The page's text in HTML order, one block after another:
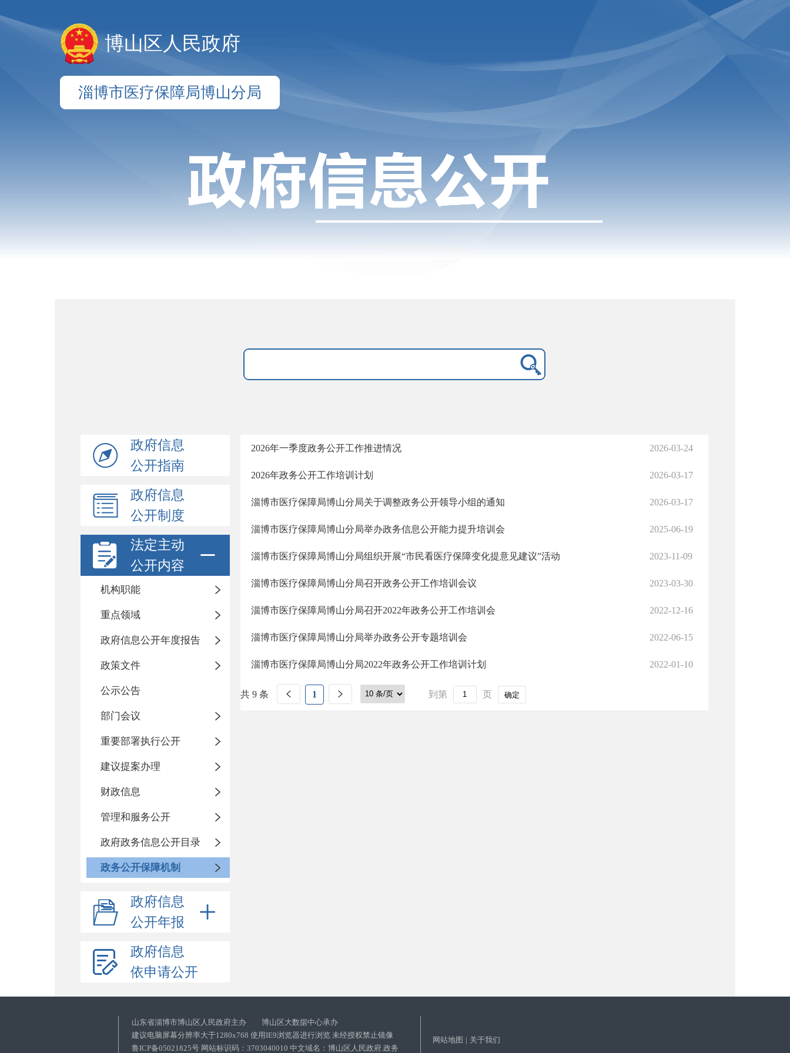
博山区人民政府
淄博市医疗保障局博山分局
政府信息
公开指南
政府信息
公开制度
法定主动
公开内容
机构职能
重点领域
政府信息公开年度报告
政策文件
公示公告
部门会议
重要部署执行公开
建议提案办理
财政信息
管理和服务公开
政府政务信息公开目录
政务公开保障机制
政府信息
公开年报
政府信息
依申请公开
2026年一季度政务公开工作推进情况 2026-03-24
2026年政务公开工作培训计划 2026-03-17
淄博市医疗保障局博山分局关于调整政务公开领导小组的通知 2026-03-17
淄博市医疗保障局博山分局举办政务信息公开能力提升培训会 2025-06-19
淄博市医疗保障局博山分局组织开展“市民看医疗保障变化提意见建议”活动 2023-11-09
淄博市医疗保障局博山分局召开政务公开工作培训会议 2023-03-30
淄博市医疗保障局博山分局召开2022年政务公开工作培训会 2022-12-16
淄博市医疗保障局博山分局举办政务公开专题培训会 2022-06-15
淄博市医疗保障局博山分局2022年政务公开工作培训计划 2022-01-10
共 9 条 1 到第 页 确定
山东省淄博市博山区人民政府主办 博山区大数据中心承办
建议电脑屏幕分辨率大于1280x768 使用IE9浏览器进行浏览 未经授权禁止镜像
鲁ICP备05021825号 网站标识码：3703040010 中文域名：博山区人民政府.政务
网站地图 | 关于我们